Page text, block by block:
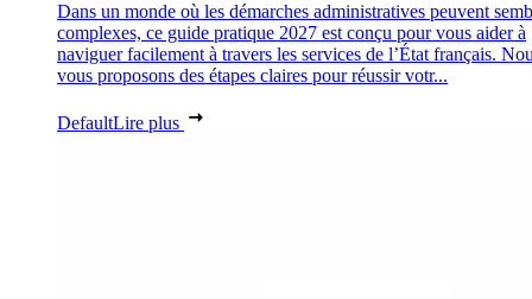
Dans un monde où les démarches administratives peuvent
complexes, ce guide pratique 2027 est conçu pour vous aider à
naviguer facilement à travers les services de l’État français.
vous proposons des étapes claires pour réussir votr...
DefaultLire plus